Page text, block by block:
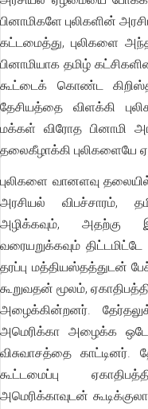
பினாமிகளே புலிகளின்
கட்டமைத்து, புலிகளை
பினாமியாக தமிழ்
கூட்டைக் கொண்ட
தேசியத்தை விளக்கி
மக்கள் விரோத பினாமி
தலைகீழாக்கி புலிகளையே
புலிகளை வானளவு
அரசியல் விபச்சாரம்,
அழிக்கவும், அதற்கு
வரையறுக்கவும்
தரப்பு மத்தியஸ்தத்துடன்
கூறுவதன் மூலம்,
அழைக்கின்றனர்.
அமெரிக்கா அழைக்க
விசுவாசத்தை காட்டினர்.
கூட்டமைப்பு
அமெரிக்காவுடன்